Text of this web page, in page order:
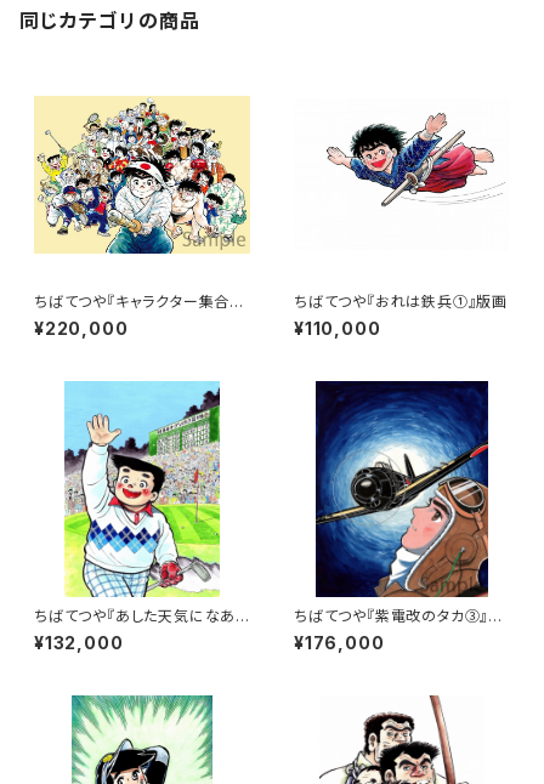
同じカテゴリの商品
ちばてつや『キャラクター集合』
版画
¥220,000
ちばてつや『おれは鉄兵①』版画
¥110,000
ちばてつや『あした天気になあ
れ①』版画
¥132,000
ちばてつや『紫電改のタカ③』版
画
¥176,000